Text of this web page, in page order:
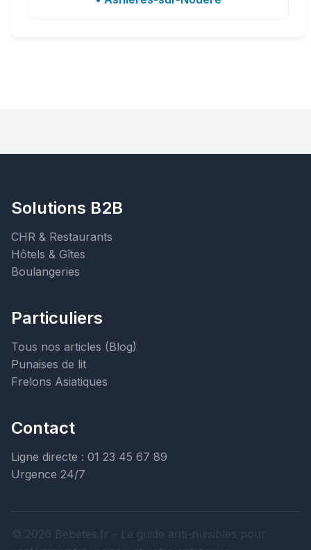
Solutions B2B
CHR & Restaurants
Hôtels & Gîtes
Boulangeries
Particuliers
Tous nos articles (Blog)
Punaises de lit
Frelons Asiatiques
Contact
Ligne directe : 01 23 45 67 89
Urgence 24/7
© 2026 Bebetes.fr - Le guide anti-nuisibles pour